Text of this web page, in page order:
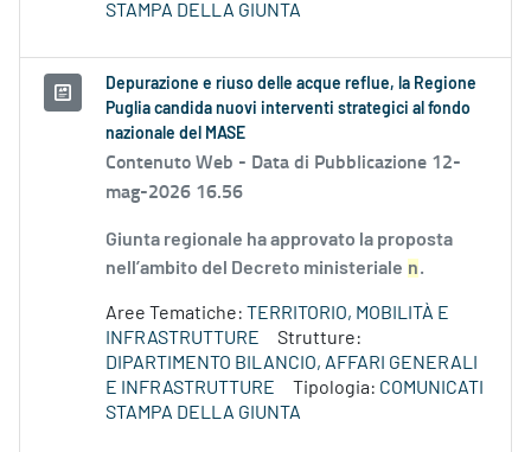
STAMPA DELLA GIUNTA
Depurazione e riuso delle acque reflue, la Regione
Puglia candida nuovi interventi strategici al fondo
nazionale del MASE
Contenuto Web - Data di Pubblicazione 12-
mag-2026 16.56
Giunta regionale ha approvato la proposta
nell’ambito del Decreto ministeriale n.
Aree Tematiche: TERRITORIO, MOBILITÀ E
INFRASTRUTTURE
Strutture:
DIPARTIMENTO BILANCIO, AFFARI GENERALI
E INFRASTRUTTURE
Tipologia: COMUNICATI
STAMPA DELLA GIUNTA